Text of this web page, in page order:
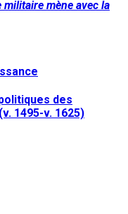
mène avec la
des
1495-v. 1625)